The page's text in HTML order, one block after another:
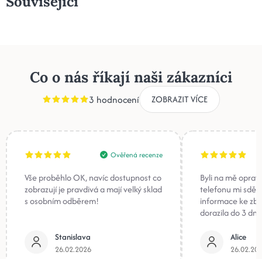
Co o nás říkají naši zákazníci
3 hodnocení ZOBRAZIT VÍCE
Ověřená recenze
Vše proběhlo OK, navíc dostupnost co
zobrazují je pravdivá a mají velký sklad
s osobním odběrem!
Stanislava
26.02.2026
Byli na mě
telefonu mi
informace ke
dorazila do 3
Alice